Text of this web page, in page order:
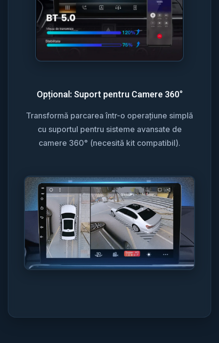
Opțional: Suport pentru Camere 360°
Transformă parcarea într-o operațiune simplă
cu suportul pentru sisteme avansate de
camere 360° (necesită kit compatibil).